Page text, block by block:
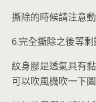
撕除的時候請注意
6.完全撕除之後等
紋身膠是透氣具有
可以吹風機吹一下圖